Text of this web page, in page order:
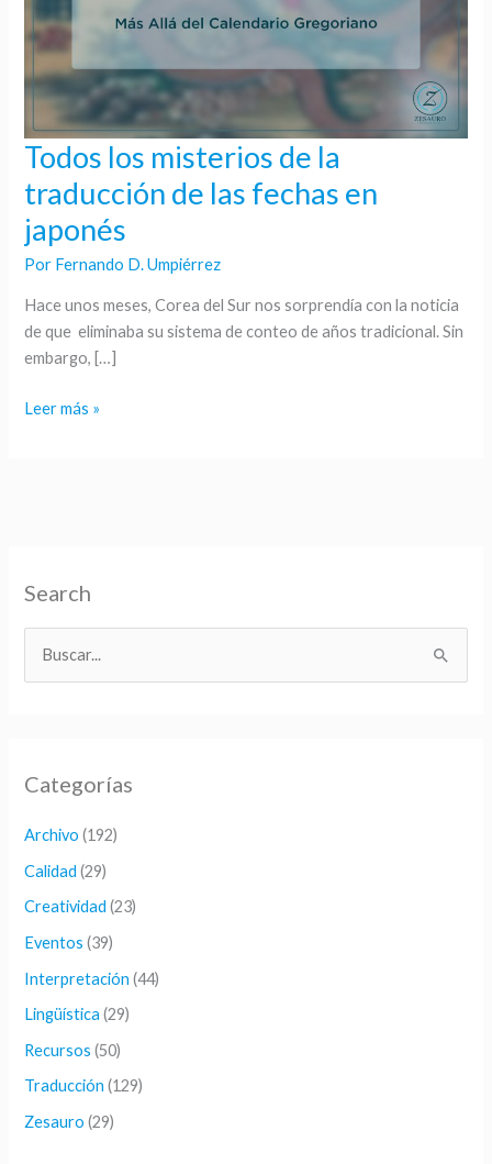
Todos los misterios de la
traducción de las fechas en
japonés
Por Fernando D. Umpiérrez
Hace unos meses, Corea del Sur nos sorprendía con la noticia
de que eliminaba su sistema de conteo de años tradicional. Sin
embargo, […]
Todos
misterios
de
la
de
las
fechas
japonés
Leer más »
Search
a
o
r
:
Categorías
Archivo (192)
Calidad (29)
Creatividad (23)
Eventos (39)
Interpretación (44)
Lingüística (29)
Recursos (50)
Traducción (129)
Zesauro (29)